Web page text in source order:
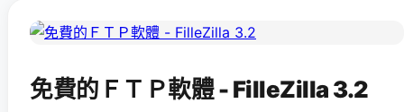
免費的ＦＴＰ軟體 - FilleZilla 3.2